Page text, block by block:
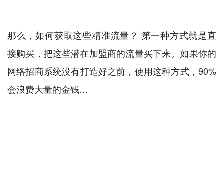
那么，如何获取这些精准流量？ 第一种方式就是直
接购买，把这些潜在加盟商的流量买下来。如果你的
网络招商系统没有打造好之前，使用这种方式，90%